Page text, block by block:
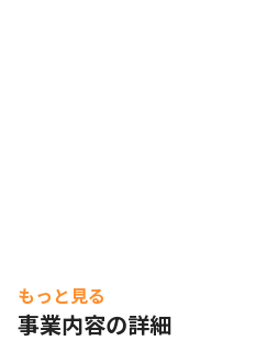
もっと見る
事業内容の詳細